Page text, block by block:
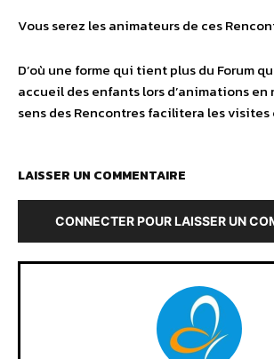
Vous serez les animateurs de ces
D’où une forme qui tient plus du Forum
accueil des enfants lors d’animations en
sens des Rencontres facilitera les
LAISSER UN COMMENTAIRE
CONNECTER POUR LAISSER UN